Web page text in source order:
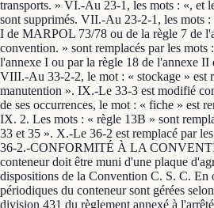
transports. » VI.-Au 23-1, les mots : «, et
sont supprimés. VII.-Au 23-2-1, les mots
I de MARPOL 73/78 ou de la règle 7 de
convention. » sont remplacés par les mots
l'annexe I ou par la règle 18 de l'annexe
VIII.-Au 33-2-2, le mot : « stockage » est
manutention ». IX.-Le 33-3 est modifié
de ses occurrences, le mot : « fiche » est
IX. 2. Les mots : « règle 13B » sont
33 et 35 ». X.-Le 36-2 est remplacé par
36-2.-CONFORMITÉ À LA
conteneur doit être muni d'une plaque
dispositions de la Convention C. S. C. En
périodiques du conteneur sont gérées
division 431 du règlement annexé à